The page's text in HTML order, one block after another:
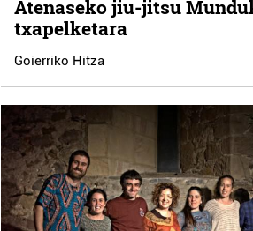
Atenaseko jiu-jitsu
txapelketara
Goierriko Hitza